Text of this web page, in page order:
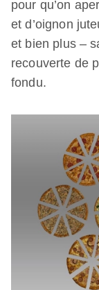
pour qu’on
et d’oignon
et bien plus –
recouverte de
fondu.